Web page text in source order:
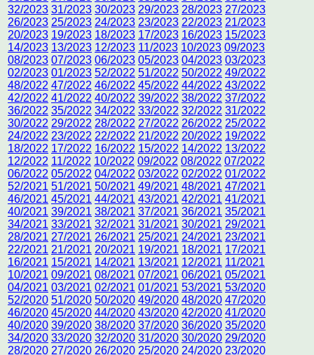
32/2023 31/2023 30/2023 29/2023 28/2023 27/2023
26/2023 25/2023 24/2023 23/2023 22/2023 21/2023
20/2023 19/2023 18/2023 17/2023 16/2023 15/2023
14/2023 13/2023 12/2023 11/2023 10/2023 09/2023
08/2023 07/2023 06/2023 05/2023 04/2023 03/2023
02/2023 01/2023 52/2022 51/2022 50/2022 49/2022
48/2022 47/2022 46/2022 45/2022 44/2022 43/2022
42/2022 41/2022 40/2022 39/2022 38/2022 37/2022
36/2022 35/2022 34/2022 33/2022 32/2022 31/2022
30/2022 29/2022 28/2022 27/2022 26/2022 25/2022
24/2022 23/2022 22/2022 21/2022 20/2022 19/2022
18/2022 17/2022 16/2022 15/2022 14/2022 13/2022
12/2022 11/2022 10/2022 09/2022 08/2022 07/2022
06/2022 05/2022 04/2022 03/2022 02/2022 01/2022
52/2021 51/2021 50/2021 49/2021 48/2021 47/2021
46/2021 45/2021 44/2021 43/2021 42/2021 41/2021
40/2021 39/2021 38/2021 37/2021 36/2021 35/2021
34/2021 33/2021 32/2021 31/2021 30/2021 29/2021
28/2021 27/2021 26/2021 25/2021 24/2021 23/2021
22/2021 21/2021 20/2021 19/2021 18/2021 17/2021
16/2021 15/2021 14/2021 13/2021 12/2021 11/2021
10/2021 09/2021 08/2021 07/2021 06/2021 05/2021
04/2021 03/2021 02/2021 01/2021 53/2021 53/2020
52/2020 51/2020 50/2020 49/2020 48/2020 47/2020
46/2020 45/2020 44/2020 43/2020 42/2020 41/2020
40/2020 39/2020 38/2020 37/2020 36/2020 35/2020
34/2020 33/2020 32/2020 31/2020 30/2020 29/2020
28/2020 27/2020 26/2020 25/2020 24/2020 23/2020